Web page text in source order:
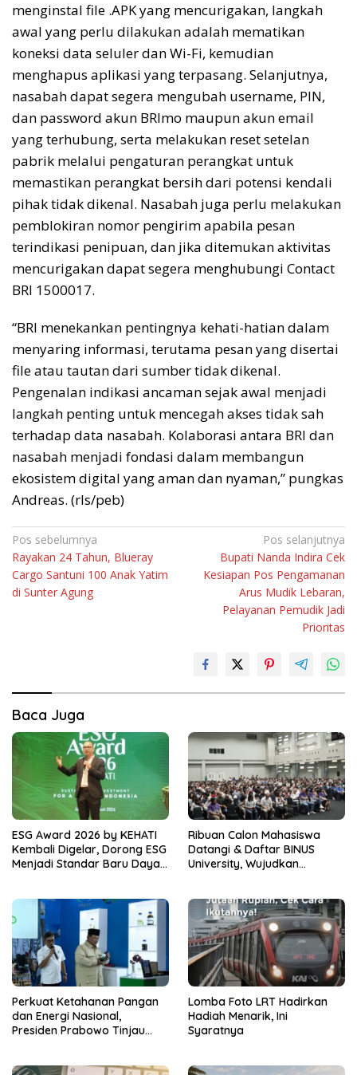
menginstal file .APK yang mencurigakan, langkah
awal yang perlu dilakukan adalah mematikan
koneksi data seluler dan Wi-Fi, kemudian
menghapus aplikasi yang terpasang. Selanjutnya,
nasabah dapat segera mengubah username, PIN,
dan password akun BRImo maupun akun email
yang terhubung, serta melakukan reset setelan
pabrik melalui pengaturan perangkat untuk
memastikan perangkat bersih dari potensi kendali
pihak tidak dikenal. Nasabah juga perlu melakukan
pemblokiran nomor pengirim apabila pesan
terindikasi penipuan, dan jika ditemukan aktivitas
mencurigakan dapat segera menghubungi Contact
BRI 1500017.
“BRI menekankan pentingnya kehati-hatian dalam
menyaring informasi, terutama pesan yang disertai
file atau tautan dari sumber tidak dikenal.
Pengenalan indikasi ancaman sejak awal menjadi
langkah penting untuk mencegah akses tidak sah
terhadap data nasabah. Kolaborasi antara BRI dan
nasabah menjadi fondasi dalam membangun
ekosistem digital yang aman dan nyaman,” pungkas
Andreas. (rls/peb)
Navigasi
pos
Pos sebelumnya
Rayakan 24 Tahun, Blueray
Cargo Santuni 100 Anak Yatim
di Sunter Agung ‎
Pos selanjutnya
Bupati Nanda Indira Cek
Kesiapan Pos Pengamanan
Arus Mudik Lebaran,
Pelayanan Pemudik Jadi
Prioritas
Baca Juga
ESG Award 2026 by KEHATI
Kembali Digelar, Dorong ESG
Menjadi Standar Baru Daya
Ribuan Calon Mahasiswa
Datangi & Daftar BINUS
University, Wujudkan
Perkuat Ketahanan Pangan
dan Energi Nasional,
Presiden Prabowo Tinjau
Lomba Foto LRT Hadirkan
Hadiah Menarik, Ini
Syaratnya